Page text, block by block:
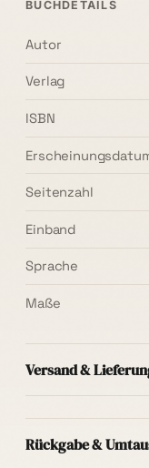
BUCHDETAILS
Autor
Verlag
ISBN
Seitenzahl
Einband
Sprache
Maße
Versand &
Regel
Rückgabe &